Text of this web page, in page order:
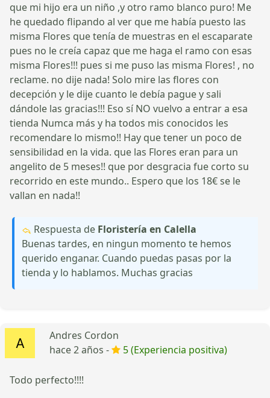
que mi hijo era un niño ,y otro ramo blanco puro! Me
he quedado flipando al ver que me había puesto las
misma Flores que tenía de muestras en el escaparate
pues no le creía capaz que me haga el ramo con esas
misma Flores!!! pues si me puso las misma Flores! , no
reclame. no dije nada! Solo mire las flores con
decepción y le dije cuanto le debía pague y sali
dándole las gracias!!! Eso sí NO vuelvo a entrar a esa
tienda Numca más y ha todos mis conocidos les
recomendare lo mismo!! Hay que tener un poco de
sensibilidad en la vida. que las Flores eran para un
angelito de 5 meses!! que por desgracia fue corto su
recorrido en este mundo.. Espero que los 18€ se le
vallan en nada!!
Respuesta de Floristería en Calella
Buenas tardes, en ningun momento te hemos
querido enganar. Cuando puedas pasas por la
tienda y lo hablamos. Muchas gracias
Andres Cordon
hace 2 años -
5 (Experiencia positiva)
Todo perfecto!!!!